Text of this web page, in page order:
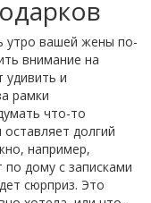
утро вашей жены по-
внимание на
удивить и
рамки
что-то
долгий
например,
дому с записками
сюрприз. Это